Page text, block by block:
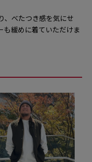
、べたつき感を気にせ
も緩めに着ていただけま